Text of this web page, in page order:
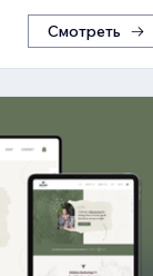
Смотреть